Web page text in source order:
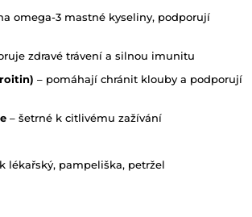
omega-3 mastné kyseliny, podporují
zdravé trávení a silnou imunitu
– pomáhají chránit klouby a podporují
– šetrné k citlivému zažívání
lékařský, pampeliška, petržel